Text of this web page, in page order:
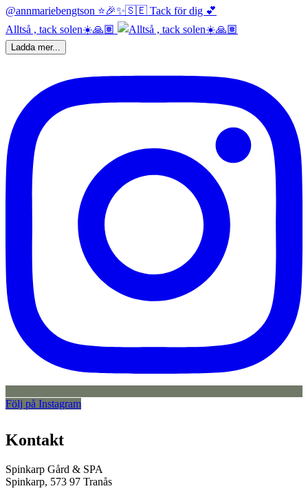
Alltså , tack solen☀️🙏🏽
Ladda mer...
Följ på Instagram
Kontakt
Spinkarp Gård & SPA
Spinkarp, 573 97 Tranås